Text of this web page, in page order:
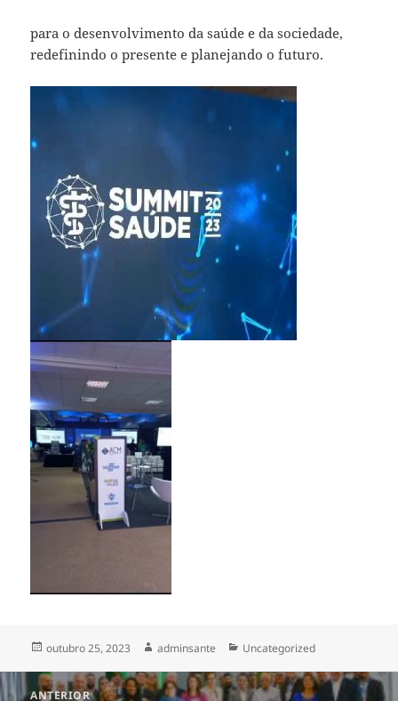
para o desenvolvimento da saúde e da sociedade,
redefinindo o presente e planejando o futuro.
Publicado
outubro 25, 2023 Autor
adminsante Categorias
Uncategorized
Navegação
ANTERIOR